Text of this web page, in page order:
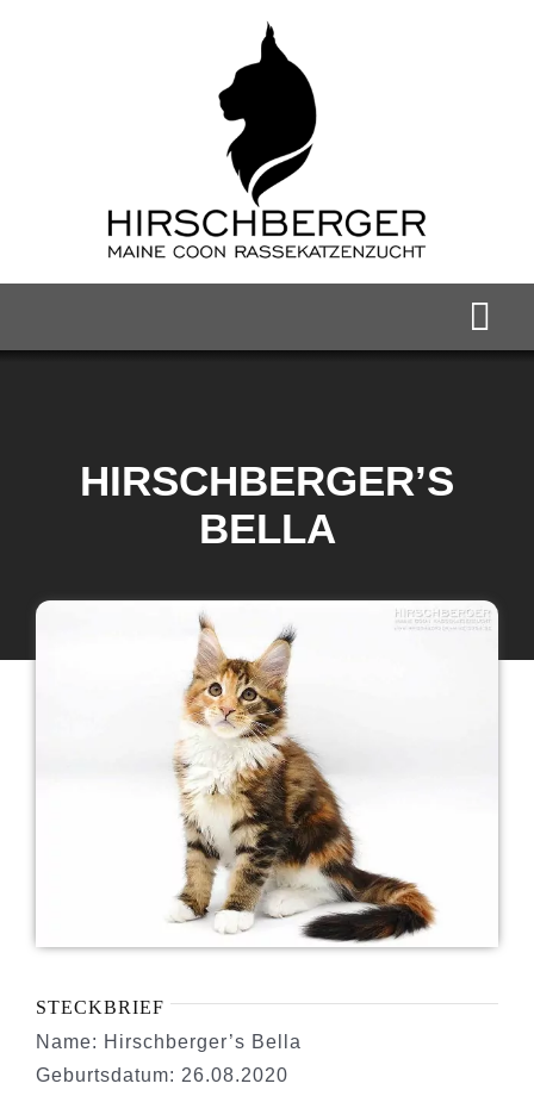
Maine Coon Kater
Maine Coon Katzen
Maine Coon Babys
Maine Coon Kastraten
HIRSCHBERGER’S
BELLA
STECKBRIEF
Name: Hirschberger’s Bella
Geburtsdatum: 26.08.2020